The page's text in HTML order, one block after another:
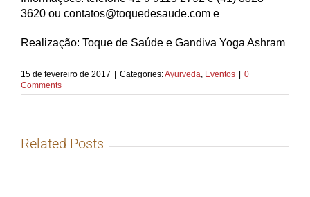
3620 ou contatos@toquedesaude.com e
Realização: Toque de Saúde e Gandiva Yoga Ashram
15 de fevereiro de 2017 Categories:Ayurveda, Eventos
0
Comments
Related Posts